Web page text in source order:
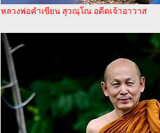
หลวงพ่อคำเขียน สุวณฺโณ อดีตเจ้าอาวาส